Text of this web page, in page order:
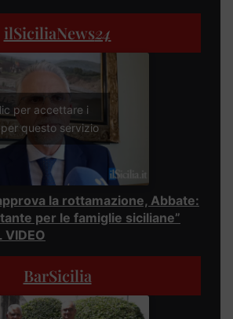
ilSiciliaNews24
per accettare i
questo servizio
la rottamazione, Abbate:
per le famiglie siciliane”
VIDEO
BarSicilia